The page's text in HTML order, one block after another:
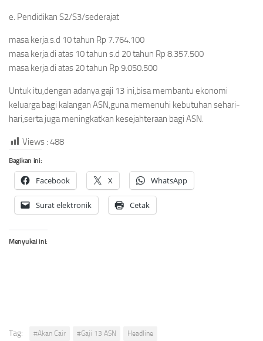
e. Pendidikan S2/S3/sederajat
masa kerja s.d 10 tahun Rp 7.764.100
masa kerja di atas 10 tahun s.d 20 tahun Rp 8.357.500
masa kerja di atas 20 tahun Rp 9.050.500
Untuk itu,dengan adanya gaji 13 ini,bisa membantu ekonomi
keluarga bagi kalangan ASN,guna memenuhi kebutuhan sehari-
hari,serta juga meningkatkan kesejahteraan bagi ASN.
Views : 488
Bagikan ini:
Facebook X WhatsApp
Surat elektronik Cetak
Menyukai ini:
Tag: #Akan Cair #Gaji 13 ASN Headline